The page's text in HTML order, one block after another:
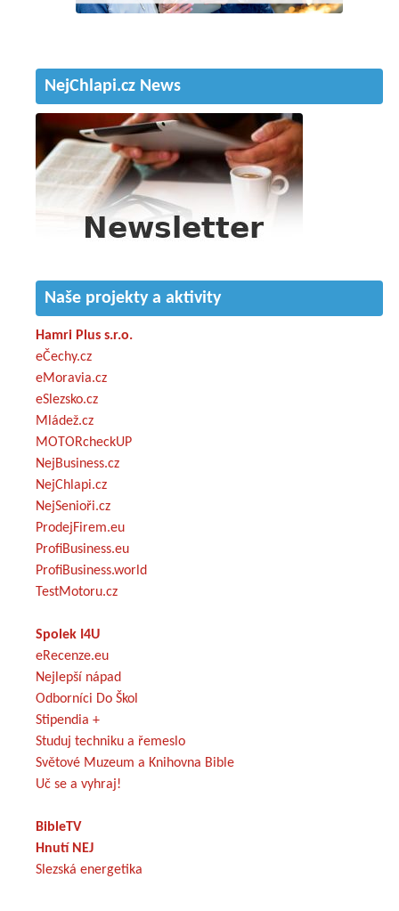
NejChlapi.cz News
Naše projekty a aktivity
Hamri Plus s.r.o.
eČechy.cz
eMoravia.cz
eSlezsko.cz
Mládež.cz
MOTORcheckUP
NejBusiness.cz
NejChlapi.cz
NejSenioři.cz
ProdejFirem.eu
ProfiBusiness.eu
ProfiBusiness.world
TestMotoru.cz
Spolek I4U
eRecenze.eu
Nejlepší nápad
Odborníci Do Škol
Stipendia +
Studuj techniku a řemeslo
Světové Muzeum a Knihovna Bible
Uč se a vyhraj!
BibleTV
Hnutí NEJ
Slezská energetika